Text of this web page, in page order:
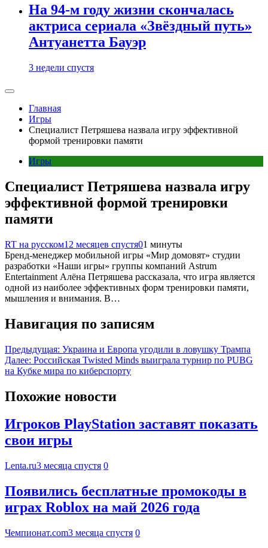
На 94-м году жизни скончалась
актриса сериала «Звёздный путь»
Антуанетта Бауэр
3 недели спустя
Главная
Игры
Специалист Петряшева назвала игру эффективной
формой тренировки памяти
Игры
Специалист Петряшева назвала игру
эффективной формой тренировки
памяти
RT на русском12 месяцев спустя01 минуты
Бренд-менеджер мобильной игры «Мир домовят» студии
разработки «Наши игры» группы компаний Astrum
Entertainment Алёна Петряшева рассказала, что игра является
одной из наиболее эффективных форм тренировки памяти,
мышления и внимания. В…
Навигация по записям
Предыдущая: Украина и Европа угодили в ловушку Трампа
Далее: Российская Twisted Minds выиграла турнир по PUBG
на Кубке мира по киберспорту
Похожие новости
Игроков PlayStation заставят показать
свои игры
Lenta.ru3 месяца спустя 0
Появились бесплатные промокоды в
играх Roblox на май 2026 года
Чемпионат.com3 месяца спустя 0